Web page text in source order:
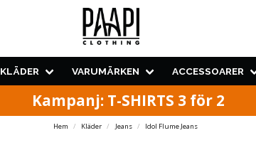
KLÄDER VARUMÄRKEN ACCESSOARER
Kampanj: T-SHIRTS 3 för 2
Hem Kläder Jeans Idol Flume Jeans